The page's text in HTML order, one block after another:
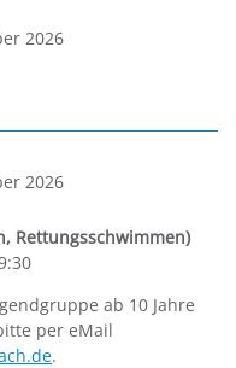
2026
2026
Rettungsschwimmen)
ab 10 Jahre
per eMail
.